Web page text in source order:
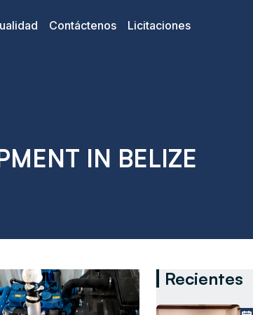
Contáctenos Licitaciones
IN BELIZE
Recientes